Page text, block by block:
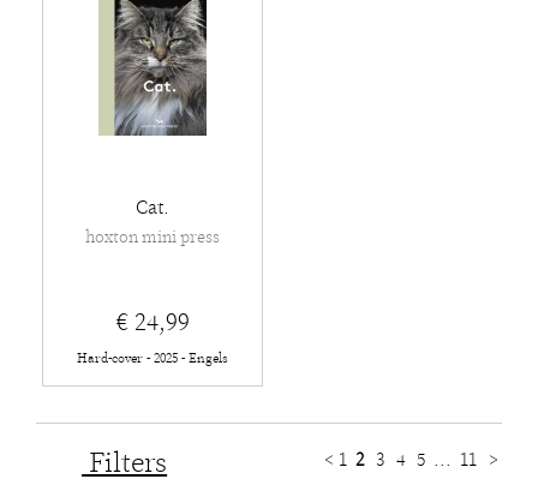
Cat.
hoxton mini press
€ 24,99
Hard-cover - 2025 - Engels
Filters < 1 2 3 4 5 ... 11 >